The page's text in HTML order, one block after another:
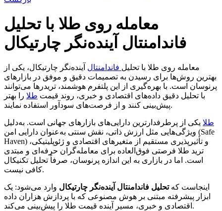
معامله روی طلا با تحلیل
فاندامنتال آینده‌نگر چارتیکال
معامله روی طلا با تحلیل فاندامنتال آینده‌نگر چارتیکال، یکی از
بهترین روش‌ها برای رسیدن به تصمیمات دقیق و موفق در بازارهای
پرنوسان است. با بهره‌گیری از این پلتفرم هوشمند، تریدرها می‌توانند
با تحلیل دقیق داده‌های اقتصادی و خبری، روند قیمت طلا را بهتر
پیش‌بینی کنند و از فرصت‌های سودآور استفاده نمایند.
طل ا یکی از پرطرفدارترین دارایی‌های بازارهای جهانی است. به‌دلیل
ویژگی‌هایی مثل ارزش ذاتی، نقش سنتی به‌عنوان دارایی امن (Safe
Haven) و تأثیرپذیری مستقیم از متغیرهای اقتصادی و ژئوپلیتیکی،
ترید طلا فرصتی فوق‌العاده برای معامله‌گران حرفه‌ای و مبتدی
است. اما در بازاری به این اندازه پرنوسان، صرفاً تحلیل تکنیکال
کافی نیست.
اینجاست کهتحلیل فاندامنتال آینده‌نگر چارتیکال وارد می‌شود: یک
ابزار پیشرفته مبتنی بر هوش مصنوعی که با پردازش هزاران داده
اقتصادی و خبری، مسیر آینده قیمت طلا را پیش‌بینی می‌کند.